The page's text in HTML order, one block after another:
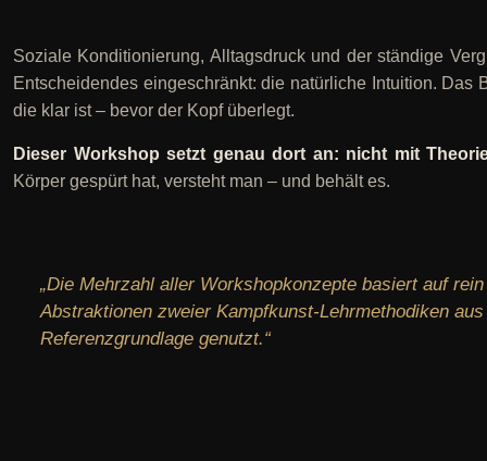
Soziale Konditionierung, Alltagsdruck und der ständige
Entscheidendes eingeschränkt: die natürliche Intuition.
die klar ist – bevor der Kopf überlegt.
Dieser Workshop setzt genau dort an: nicht mit
Körper gespürt hat, versteht man – und behält es.
„Die Mehrzahl aller Workshopkonzepte basiert auf
Abstraktionen zweier Kampfkunst-Lehrmethodiken
Referenzgrundlage genutzt.“